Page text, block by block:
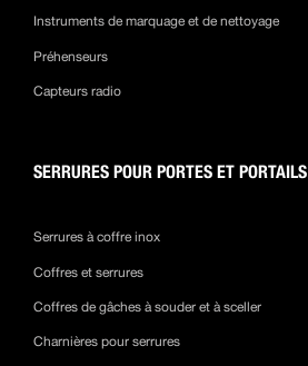
Instruments de marquage et de nettoyage
Préhenseurs
Capteurs radio
SERRURES POUR PORTES ET PORTAILS
Serrures à coffre inox
Coffres et serrures
Coffres de gâches à souder et à sceller
Charnières pour serrures